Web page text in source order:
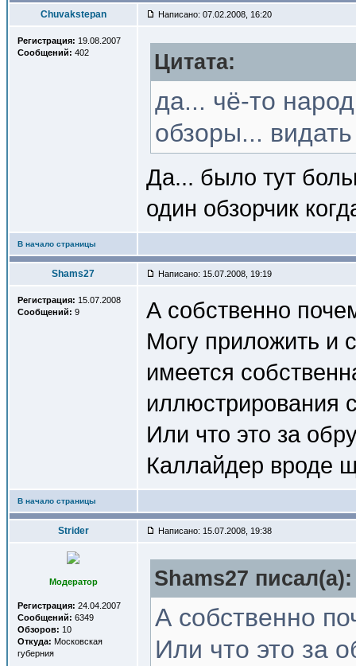
Chuvakstepan Написано: 07.02.2008, 16:20
Регистрация: 19.08.2007
Сообщений: 402 Цитата:
да... чё-то
обзоры...
Да... было тут
один обзорчик
В начало страницы
Shams27 Написано: 15.07.2008, 19:19
Регистрация: 15.07.2008
Сообщений: 9
А собственно
Могу приложить и
имеется
иллюстрирования
Или что это за
Каллайдер вроде
В начало страницы
Strider Написано: 15.07.2008, 19:38
Модератор
Регистрация: 24.04.2007
Сообщений: 6349
Обзоров: 10
Откуда: Московская
губерния
Shams27 писал(a):
А собственно
Или что это за